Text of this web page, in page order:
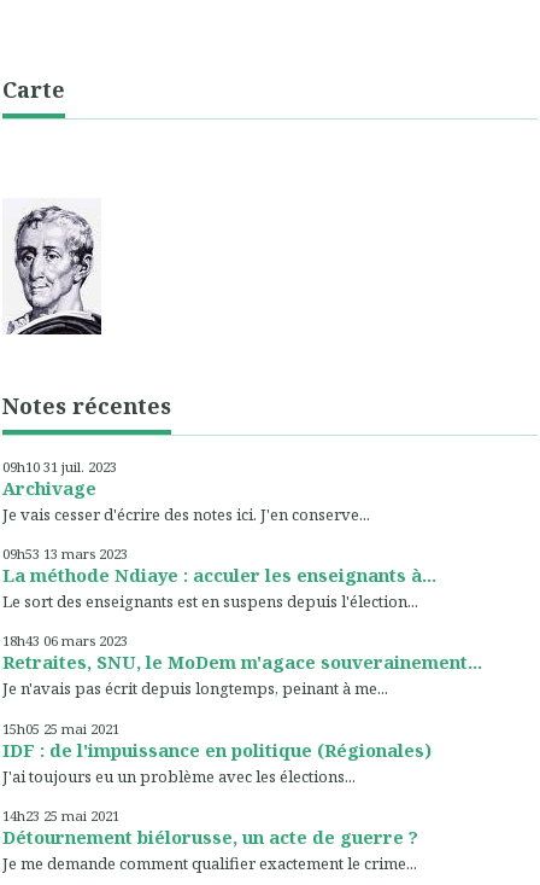
Carte
Notes récentes
09h10 31 juil. 2023
Archivage
Je vais cesser d'écrire des notes ici. J'en conserve...
09h53 13 mars 2023
La méthode Ndiaye : acculer les enseignants à...
Le sort des enseignants est en suspens depuis l'élection...
18h43 06 mars 2023
Retraites, SNU, le MoDem m'agace souverainement...
Je n'avais pas écrit depuis longtemps, peinant à me...
15h05 25 mai 2021
IDF : de l'impuissance en politique (Régionales)
J'ai toujours eu un problème avec les élections...
14h23 25 mai 2021
Détournement biélorusse, un acte de guerre ?
Je me demande comment qualifier exactement le crime...